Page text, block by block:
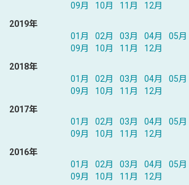
09月
10月 11月
12月
2019年
01月
02月 03月 04月 05月
09月
10月 11月
12月
2018年
01月
02月 03月 04月 05月
09月
10月 11月
12月
2017年
01月
02月 03月 04月 05月
09月
10月 11月
12月
2016年
01月
02月 03月 04月 05月
09月
10月 11月
12月